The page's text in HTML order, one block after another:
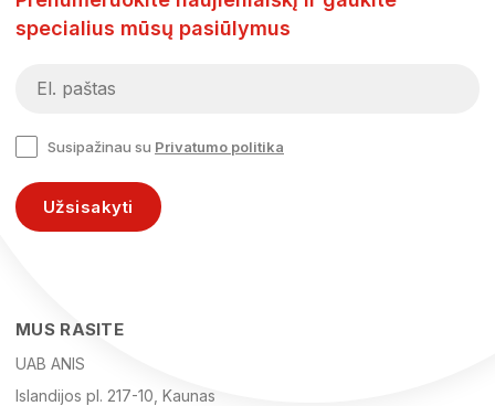
specialius mūsų pasiūlymus
Susipažinau su Privatumo politika
Užsisakyti
MUS RASITE
UAB ANIS
Islandijos pl. 217-10, Kaunas